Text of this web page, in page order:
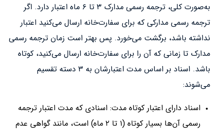
به‌صورت کلی، ترجمه رسمی مدارک ۳ تا ۶ ماه اعتبار دارد. اگر
ترجمه رسمی مدارکی که برای سفارت‌خانه ارسال می‌کنید اعتبار
نداشته باشد، برگشت می‌خورد. پس بهتر است زمان ترجمه رسمی
مدارک تا زمانی که آن را برای سفارت‌خانه ارسال می‌کنید، کوتاه
باشد. اسناد بر اساس مدت اعتبارشان به ۳ دسته تقسیم
می‌شوند:
اسناد دارای اعتبار کوتاه مدت: اسنادی که مدت اعتبار ترجمه
رسمی آن‌ها بسیار کوتاه (۱ تا ۲ ماه) است، مانند گواهی عدم